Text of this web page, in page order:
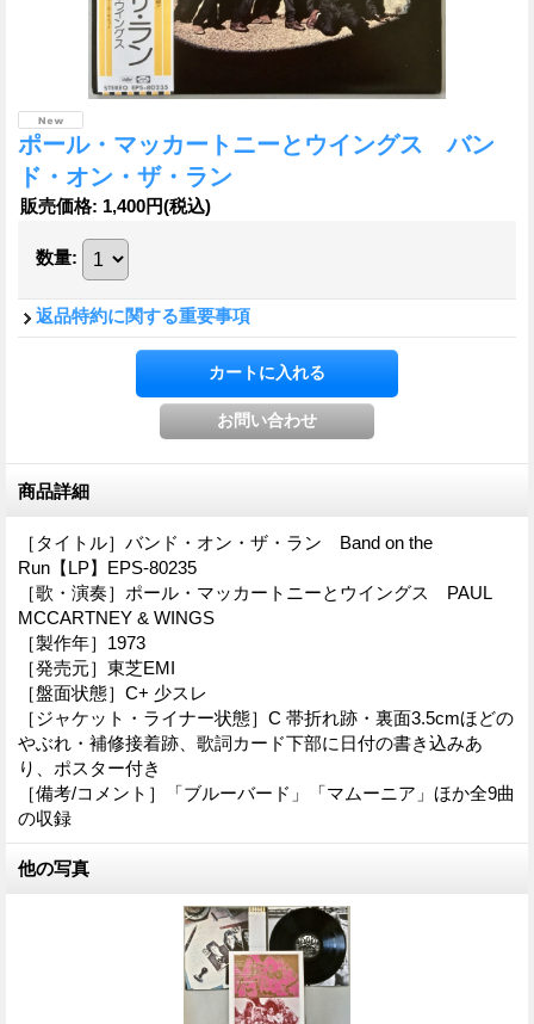
ポール・マッカートニーとウイングス バン
ド・オン・ザ・ラン
販売価格: 1,400円(税込)
数量:
返品特約に関する重要事項
商品詳細
［タイトル］バンド・オン・ザ・ラン Band on the
Run【LP】EPS-80235
［歌・演奏］ポール・マッカートニーとウイングス PAUL
MCCARTNEY & WINGS
［製作年］1973
［発売元］東芝EMI
［盤面状態］C+ 少スレ
［ジャケット・ライナー状態］C 帯折れ跡・裏面3.5cmほどの
やぶれ・補修接着跡、歌詞カード下部に日付の書き込みあ
り、ポスター付き
［備考/コメント］「ブルーバード」「マムーニア」ほか全9曲
の収録
他の写真